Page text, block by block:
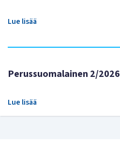
Lue lisää
Perussuomalainen 2/2026
Lue lisää